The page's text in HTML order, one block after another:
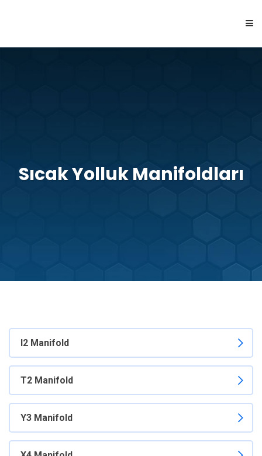
KABİLİYETLER
Sıcak Yolluk Manifoldları
I2 Manifold
T2 Manifold
Y3 Manifold